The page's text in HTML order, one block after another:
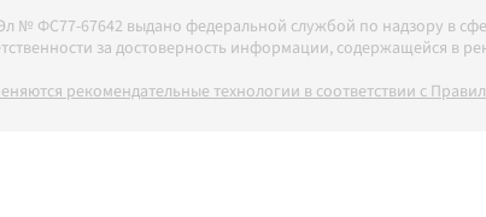
№ ФС77-67642 выдано федеральной службой по надзору в
за достоверность информации, содержащейся
рекомендательные технологии в соответствии с